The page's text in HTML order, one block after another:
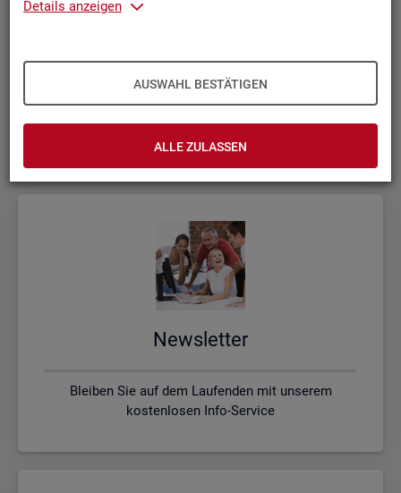
Details anzeigen
AUSWAHL BESTÄTIGEN
ALLE ZULASSEN
Kon­takt, Feed­back und Kri­tik
News­let­ter
Bleiben Sie auf dem Laufenden mit unserem
kostenlosen Info-Service